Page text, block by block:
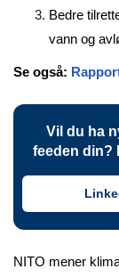
Bedre
vann og
Se også:
Vil du ha
feeden din?
NITO mener